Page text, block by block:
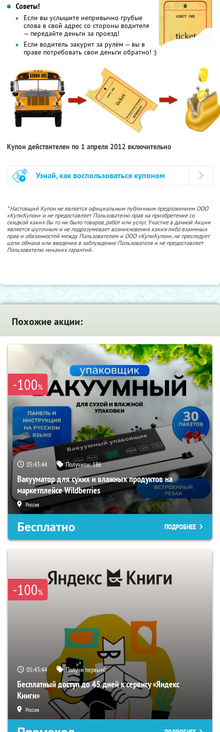
Советы!
Если вы услышите непривычно грубые
слова в свой адрес со стороны водителя
— передайте деньги за проезд!
Если водитель закурит за рулём — вы в
праве потребовать свои деньги обратно! :)
Купон действителен по 1 апреля 2012 включительно
Узнай, как воспользоваться купоном
* Настоящий Купон не является официальным публичным предложением ООО
«КупиКупон» и не предоставляет Пользователю прав на приобретение со
скидкой каких бы то ни было товаров, работ или услуг. Участие в данной Акции
является шуточным и не подразумевает возникновения каких-либо взаимных
прав и обязанностей между Пользователем и ООО «КупиКупон», не преследует
цели обмана или введения в заблуждение Пользователя и не предоставляет
Пользователю никаких гарантий.
Похожие акции:
-100%
05:43:43 Получили:186
Вакууматор для сухих и влажных продуктов на
маркетплейсе Wildberries
Россия
Бесплатно ПОДРОБНЕЕ
-100%
05:43:43 Получи первым!
Бесплатный доступ до 45 дней к сервису «Яндекс
Книги»
Россия